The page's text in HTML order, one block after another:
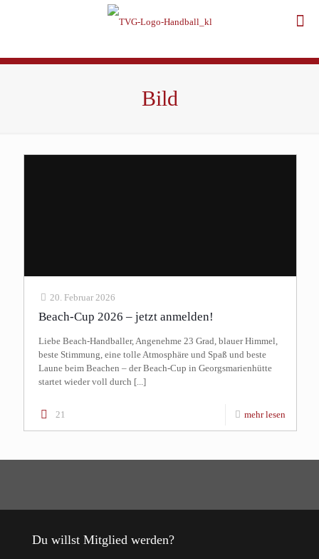
Bild
20. Februar 2026
Beach-Cup 2026 – jetzt anmelden!
Liebe Beach-Handballer, Angenehme 23 Grad, blauer Himmel,
beste Stimmung, eine tolle Atmosphäre und Spaß und beste
Laune beim Beachen – der Beach-Cup in Georgsmarienhütte
startet wieder voll durch [...]
21 mehr lesen
Du willst Mitglied werden?